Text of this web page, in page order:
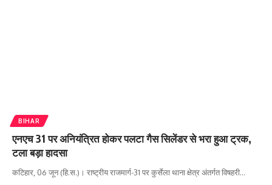
BIHAR
एनएच 31 पर अनियंत्रित होकर पलटा गैस सिलेंडर से भरा हुआ ट्रक,
टला बड़ा हादसा
कटिहार, 06 जून (हि.स.)। राष्ट्रीय राजमार्ग-31 पर कुर्सेला थाना क्षेत्र अंतर्गत विषहरी…